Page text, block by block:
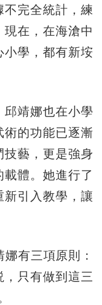
不完全統計，練
在，在海滄中
小學，都有新垵
靖娜也在小學
術的功能已逐漸
技藝，更是強身
體。她進行了
新引入教學，讓
有三項原則：
只有做到這三